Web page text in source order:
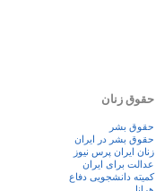
حقوق زنان
حقوق بشر
حقوق بشر در ایران
زنان ايران پرس نيوز
عدالت برای ایران
کمیته دانشجویی دفاع